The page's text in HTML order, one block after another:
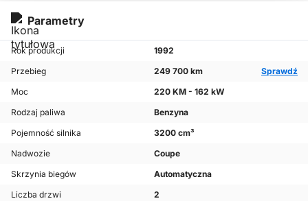
Parametry
Rok produkcji
1992
Przebieg
249 700 km
Sprawdź
Moc
220 KM - 162 kW
Rodzaj paliwa
Benzyna
Pojemność silnika
3200 cm³
Nadwozie
Coupe
Skrzynia biegów
Automatyczna
Liczba drzwi
2